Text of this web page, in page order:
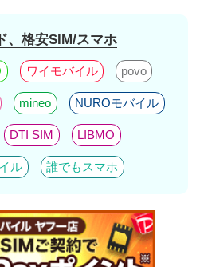
、格安SIM/スマホ
ワイモバイル povo
mineo NUROモバイル
DTI SIM LIBMO
ル 誰でもスマホ